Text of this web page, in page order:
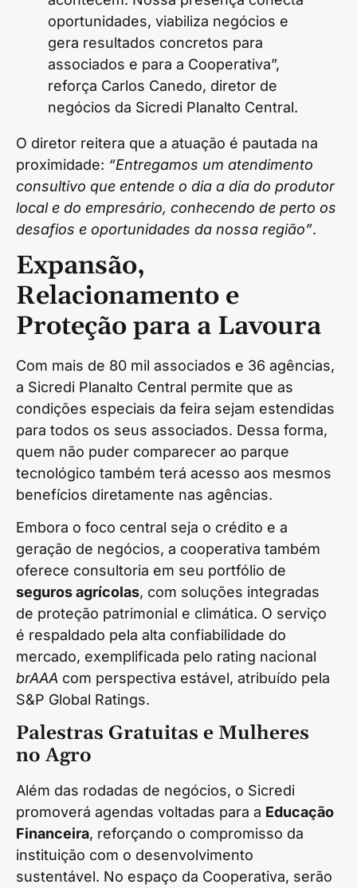
oportunidades, viabiliza negócios e
gera resultados concretos para
associados e para a Cooperativa”,
reforça Carlos Canedo, diretor de
negócios da Sicredi Planalto Central.
O diretor reitera que a atuação é pautada na
proximidade: “Entregamos um atendimento
consultivo que entende o dia a dia do produtor
local e do empresário, conhecendo de perto os
desafios e oportunidades da nossa região”.
Expansão,
Relacionamento e
Proteção para a Lavoura
Com mais de 80 mil associados e 36 agências,
a Sicredi Planalto Central permite que as
condições especiais da feira sejam estendidas
para todos os seus associados. Dessa forma,
quem não puder comparecer ao parque
tecnológico também terá acesso aos mesmos
benefícios diretamente nas agências.
Embora o foco central seja o crédito e a
geração de negócios, a cooperativa também
oferece consultoria em seu portfólio de
seguros agrícolas, com soluções integradas
de proteção patrimonial e climática. O serviço
é respaldado pela alta confiabilidade do
mercado, exemplificada pelo rating nacional
brAAA com perspectiva estável, atribuído pela
S&P Global Ratings.
Palestras Gratuitas e Mulheres
no Agro
Além das rodadas de negócios, o Sicredi
promoverá agendas voltadas para a Educação
Financeira, reforçando o compromisso da
instituição com o desenvolvimento
sustentável. No espaço da Cooperativa, serão